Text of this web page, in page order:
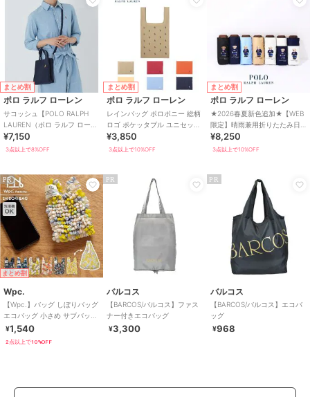
まとめ割
ポロ ラルフ ローレン
サコッシュ【POLO RALPH
LAUREN（ポロ ラルフ ローレ
ン）】
¥7,150
3点以上で8%OFF
まとめ割
ポロ ラルフ ローレン
レインバッグ ポロポニー 総柄
ロゴ ポケッタブル ユニセック
ス
¥3,850
3点以上で10%OFF
まとめ割
ポロ ラルフ ローレン
★2026春夏新色追加★【WEB
限定】晴雨兼用折りたたみ日
傘 コンパクト ポロベア 1級遮
光 遮熱
¥8,250
3点以上で10%OFF
PR
まとめ割
Wpc.
【Wpc.】バッグ しぼりバッグ
エコバッグ 小さめ サブバッグ
コンパクト 洗濯可能 レディ
ース
¥1,540
2点以上で10%OFF
PR
バルコス
【BARCOS/バルコス】ファス
ナー付きエコバッグ
¥3,300
PR
バルコス
【BARCOS/バルコス】エコバ
ッグ
¥968